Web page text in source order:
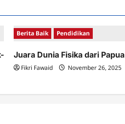
Berita Baik Pendidikan
Juara Dunia Fisika dari Papua
Fikri Fawaid November 26, 2025